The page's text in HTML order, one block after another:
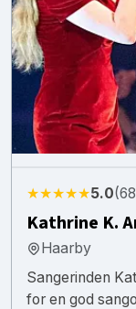
★★★★★5.0
Kathrine K.
Haarby
Sangerinden
for en god